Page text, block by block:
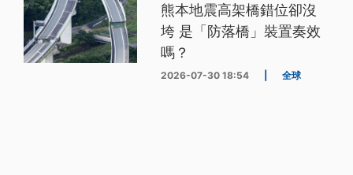
熊本地震高架橋錯位卻沒
垮 是「防落橋」裝置奏效
嗎？
2026-07-30 18:54 全球